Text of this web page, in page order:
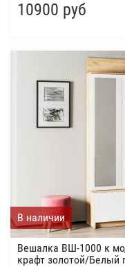
10900 руб
В наличии
Вешалка ВШ-1000 к
крафт золотой/Белый